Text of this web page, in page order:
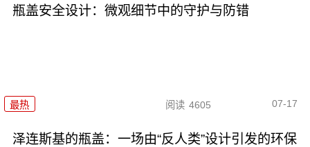
瓶盖安全设计：微观细节中的守护与防错
最热 阅读 4605 07-17
泽连斯基的瓶盖：一场由“反人类”设计引发的环保